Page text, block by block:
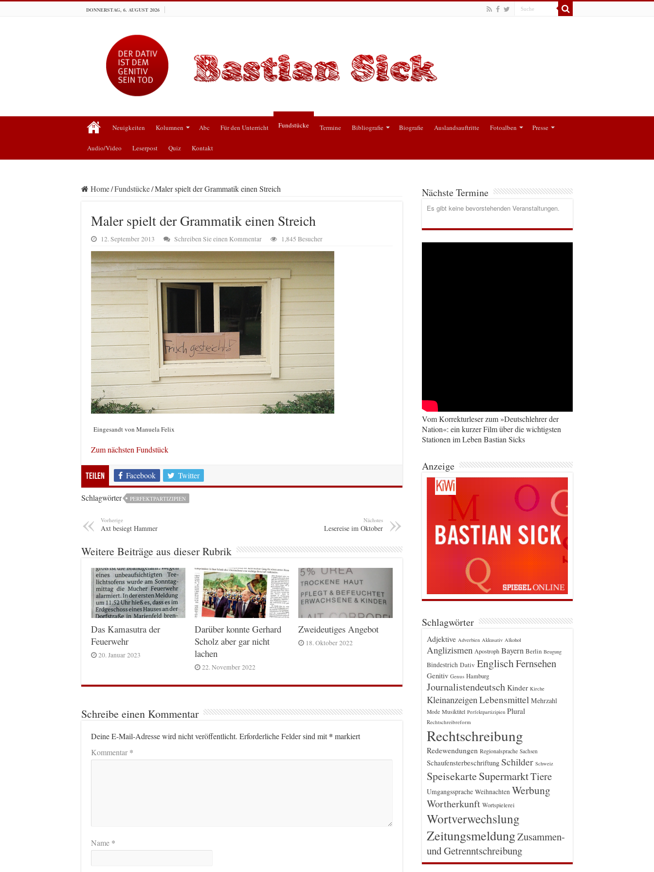
DONNERSTAG, 6. AUGUST 2026
Neuigkeiten Kolumnen Abc Für den Unterricht Fundstücke Termine Bibliografie Biografie Auslandsauftritte Fotoalben Presse
Audio/Video Leserpost Quiz Kontakt
Home/Fundstücke/Maler spielt der Grammatik einen Streich
Maler spielt der Grammatik einen Streich
12. September 2013 Schreiben Sie einen Kommentar 1,845 Besucher
Eingesandt von Manuela Felix
Zum nächsten Fundstück
Teilen Facebook Twitter
Schlagwörter PERFEKTPARTIZIPIEN
Vorherige
Axt besiegt Hammer
Nächstes
Lesereise im Oktober
Weitere Beiträge aus dieser Rubrik
Das Kamasutra der
Feuerwehr
20. Januar 2023
Darüber konnte Gerhard
Scholz aber gar nicht
lachen
22. November 2022
Zweideutiges Angebot
18. Oktober 2022
Schreibe einen Kommentar
Deine E-Mail-Adresse wird nicht veröffentlicht. Erforderliche Felder sind mit* markiert
Kommentar*
Name *
Nächste Termine
Es gibt keine bevorstehenden Veranstaltungen.
Vom Korrekturleser zum »Deutschlehrer der
Nation«: ein kurzer Film über die wichtigsten
Stationen im Leben Bastian Sicks
Anzeige
Schlagwörter
Adjektive Adverbien Akkusativ Alkohol
Anglizismen Apostroph Bayern Berlin Beugung
Bindestrich Dativ EnglischFernsehen
Genitiv Genus Hamburg
Journalistendeutsch Kinder Kirche
Kleinanzeigen Lebensmittel Mehrzahl
Mode Musiktitel Perfektpartizipien Plural
Rechtschreibreform
Rechtschreibung
Redewendungen Regionalsprache Sachsen
Schaufensterbeschriftung Schilder Schweiz
Speisekarte SupermarktTiere
Umgangssprache Weihnachten Werbung
Wortherkunft Wortspielerei
Wortverwechslung
ZeitungsmeldungZusammen-
und Getrenntschreibung